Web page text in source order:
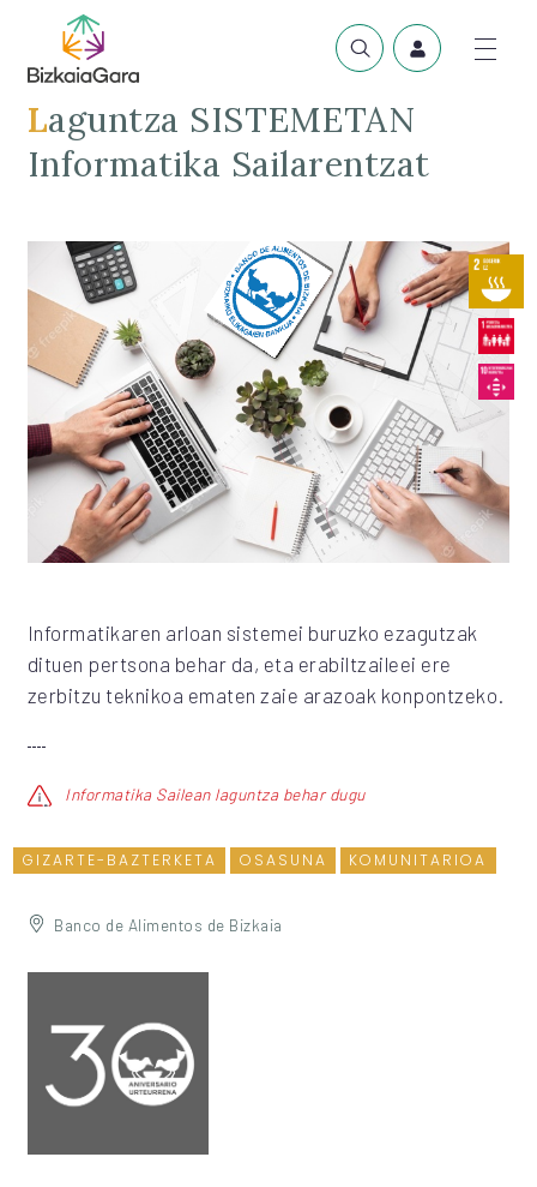
Laguntza SISTEMETAN
Informatika Sailarentzat
Informatikaren arloan sistemei buruzko ezagutzak
dituen pertsona behar da, eta erabiltzaileei ere
zerbitzu teknikoa ematen zaie arazoak konpontzeko.
Informatika Sailean laguntza behar dugu
GIZARTE-BAZTERKETA OSASUNA KOMUNITARIOA
Banco de Alimentos de Bizkaia